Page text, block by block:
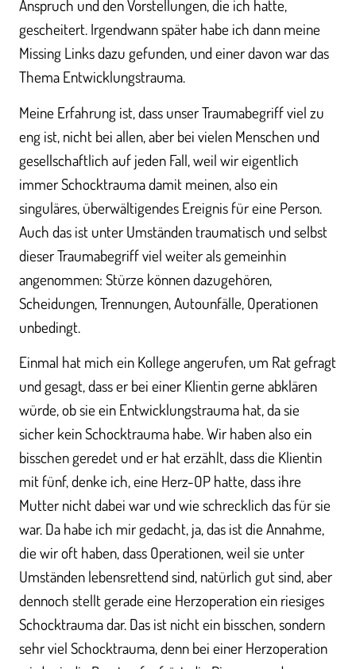
Anspruch und den Vorstellungen, die ich hatte,
gescheitert. Irgendwann später habe ich dann meine
Missing Links dazu gefunden, und einer davon war das
Thema Entwicklungstrauma.
Meine Erfahrung ist, dass unser Traumabegriff viel zu
eng ist, nicht bei allen, aber bei vielen Menschen und
gesellschaftlich auf jeden Fall, weil wir eigentlich
immer Schocktrauma damit meinen, also ein
singuläres, überwältigendes Ereignis für eine Person.
Auch das ist unter Umständen traumatisch und selbst
dieser Traumabegriff viel weiter als gemeinhin
angenommen: Stürze können dazugehören,
Scheidungen, Trennungen, Autounfälle, Operationen
unbedingt.
Einmal hat mich ein Kollege angerufen, um Rat gefragt
und gesagt, dass er bei einer Klientin gerne abklären
würde, ob sie ein Entwicklungstrauma hat, da sie
sicher kein Schocktrauma habe. Wir haben also ein
bisschen geredet und er hat erzählt, dass die Klientin
mit fünf, denke ich, eine Herz-OP hatte, dass ihre
Mutter nicht dabei war und wie schrecklich das für sie
war. Da habe ich mir gedacht, ja, das ist die Annahme,
die wir oft haben, dass Operationen, weil sie unter
Umständen lebensrettend sind, natürlich gut sind, aber
dennoch stellt gerade eine Herzoperation ein riesiges
Schocktrauma dar. Das ist nicht ein bisschen, sondern
sehr viel Schocktrauma, denn bei einer Herzoperation